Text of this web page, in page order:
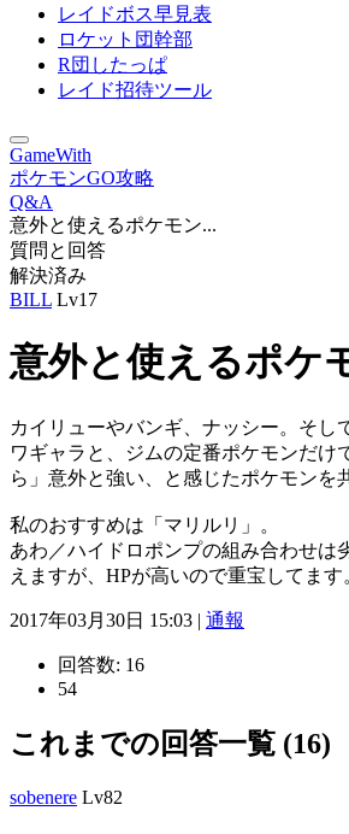
レイドボス早見表
ロケット団幹部
R団したっぱ
レイド招待ツール
GameWith
ポケモンGO攻略
Q&A
意外と使えるポケモン...
質問と回答
解決済み
BILL Lv17
意外と使えるポケ
カイリューやバンギ、ナッシー。そし
ワギャラと、ジムの定番ポケモンだけ
ら」意外と強い、と感じたポケモンを
私のおすすめは「マリルリ」。
あわ／ハイドロポンプの組み合わせは
えますが、HPが高いので重宝してます
2017年03月30日 15:03 | 通報
回答数: 16
54
これまでの回答一覧 (16)
sobenere Lv82